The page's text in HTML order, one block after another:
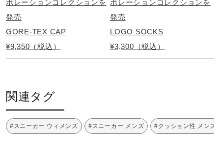
GORE-TEX CAP
¥9,350（税込）
LOGO SOCKS
¥3,300（税込）
関連タグ
#スニーカー ウィメンズ #スニーカー メンズ #クッション性 メンズ